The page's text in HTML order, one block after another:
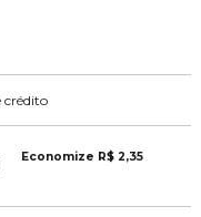
crédito
Economize R$ 2,35